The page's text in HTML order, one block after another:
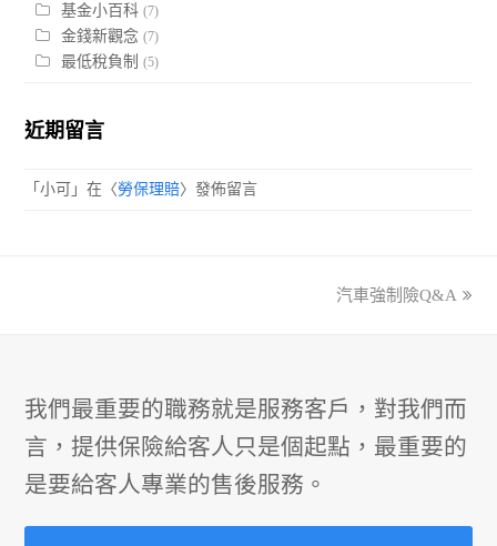
基金小百科 (7)
金錢新觀念 (7)
最低稅負制 (5)
近期留言
「小可 」在〈勞保理賠〉發佈留言
next
汽車強制險Q&A
我們最重要的職務就是服務客戶，對我們而
言，提供保險給客人只是個起點，最重要的
是要給客人專業的售後服務。